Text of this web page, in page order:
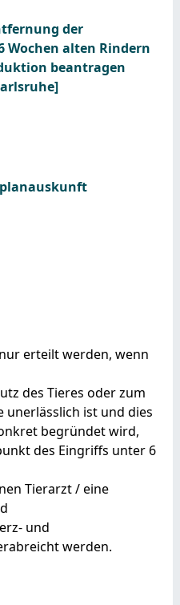
der
Wochen alten Rindern
beantragen
erteilt werden, wenn
des Tieres oder zum
unerlässlich ist und dies
begründet wird,
des Eingriffs unter 6
Tierarzt / eine
und
werden.